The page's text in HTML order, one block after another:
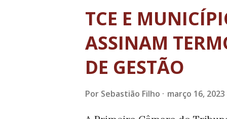
de seus negócios. O
Inovação, Bruno Araújo, e o
Pedro Emboava, estão no Sul
apresentar o programa
estiveram em reunião no
TCE E
ASSINAM
DE GESTÃO
Por Sebastião Filho março 16, 2023